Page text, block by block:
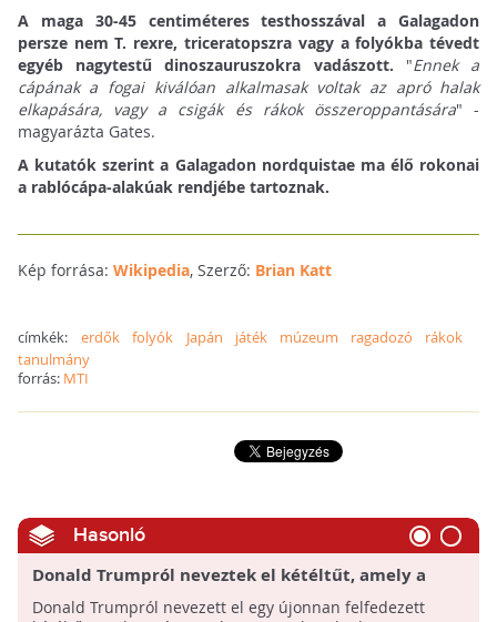
A maga 30-45 centiméteres testhosszával a Galagadon
persze nem T. rexre, triceratopszra vagy a folyókba tévedt
egyéb nagytestű dinoszauruszokra vadászott. "Ennek a
cápának a fogai kiválóan alkalmasak voltak az apró halak
elkapására, vagy a csigák és rákok összeroppantására" -
magyarázta Gates.
A kutatók szerint a Galagadon nordquistae ma élő rokonai
a rablócápa-alakúak rendjébe tartoznak.
Kép forrása: Wikipedia, Szerző: Brian Katt
címkék:erdők folyók Japán játék múzeum ragadozó
rákok
tanulmány
forrás: MTI
Hasonló
Donald Trumpról neveztek el kétéltűt, amely a
homokba dugja a fejét
Donald Trumpról nevezett el egy újonnan felfedezett